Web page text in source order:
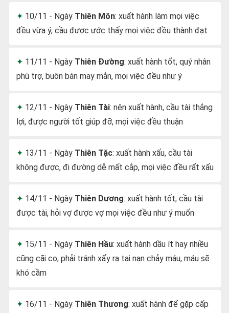
10/11 - Ngày Thiên Môn: xuất hành làm mọi việc
đều vừa ý, cầu được ước thấy mọi việc đều thành đạt
11/11 - Ngày Thiên Đường: xuất hành tốt, quý nhân
phù trợ, buôn bán may mắn, mọi việc đều như ý
12/11 - Ngày Thiên Tài: nên xuất hành, cầu tài thắng
lợi, được người tốt giúp đỡ, mọi việc đều thuận
13/11 - Ngày Thiên Tặc: xuất hành xấu, cầu tài
không được, đi đường dễ mất cắp, mọi việc đều rất xấu
14/11 - Ngày Thiên Dương: xuất hành tốt, cầu tài
được tài, hỏi vợ được vợ mọi việc đều như ý muốn
15/11 - Ngày Thiên Hầu: xuất hành dầu ít hay nhiều
cũng cãi cọ, phải tránh xẩy ra tai nạn chảy máu, máu sẽ
khó cầm
16/11 - Ngày Thiên Thương: xuất hành để gặp cấp